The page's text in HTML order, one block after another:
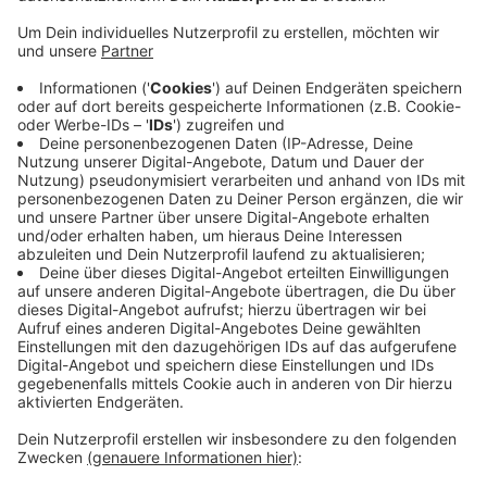
Anzeige
Als sie zu ihrem Auto zurückkehrte, stellte sie ihre
Handtasche auf dem Beifahrersitzt ab. Dabei wurde
sie von einem Unbekannten angesprochen. Der Mann
machte die Frau auf Heftzwecken aufmerksam, die
offenbar hinter ihren Autoreifen lagen. Während die
Frau dann die Heftzwecken einsammelte, entwendete
der Dieb ihre Geldbörse aus der Handtasche. Der Mann
konnte dann anschließend fliehen.
Anzeige